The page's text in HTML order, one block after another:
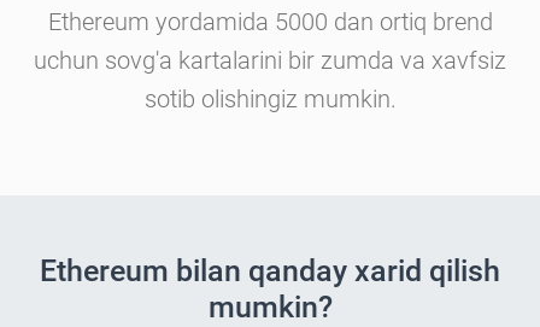
Ethereum yordamida 5000 dan ortiq brend
uchun sovg'a kartalarini bir zumda va xavfsiz
sotib olishingiz mumkin.
Ethereum bilan qanday xarid qilish
mumkin?